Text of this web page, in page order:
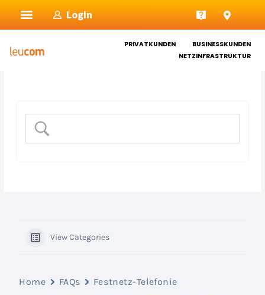
Inhalt
springen
Login
PRIVATKUNDEN
BUSINESSKUNDEN
NETZINFRASTRUKTUR
View Categories
Home FAQs Festnetz-Telefonie